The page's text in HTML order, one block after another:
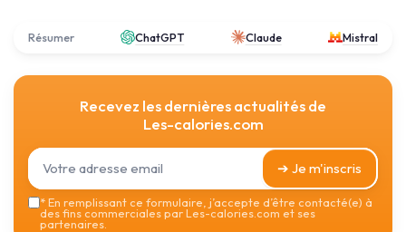
Résumer ChatGPT Claude Mistral
Recevez les dernières actualités de
Les-calories.com
➔ Je m'inscris
*En remplissant ce formulaire, j’accepte d’être contacté(e) à
des fins commerciales par Les-calories.com et ses
partenaires.